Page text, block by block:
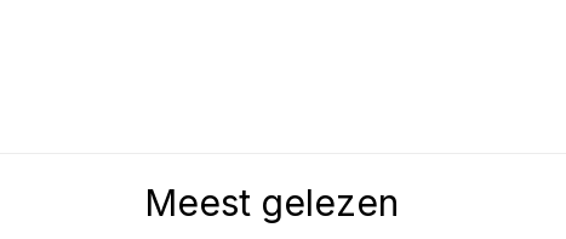
Meest gelezen